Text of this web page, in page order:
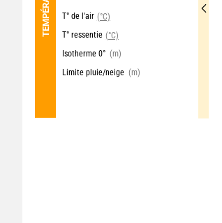
T° de l'air (°C)
T° ressentie (°C)
Isotherme 0° (m)
Limite pluie/neige (m)